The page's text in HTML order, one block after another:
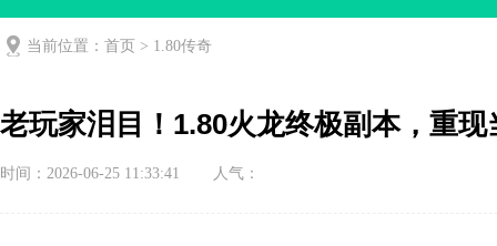
当前位置： 首页 > 1.80传奇
老玩家泪目！1.80火龙终极副本，重
时间：2026-06-25 11:33:41 人气：